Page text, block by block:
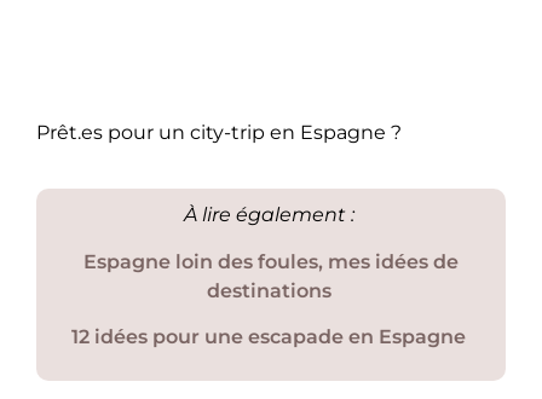
Prêt.es pour un city-trip en Espagne ?
À lire également :
Espagne loin des foules, mes idées de
destinations
12 idées pour une escapade en Espagne